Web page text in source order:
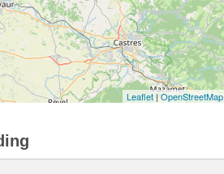
Leaflet|OpenStreetMap